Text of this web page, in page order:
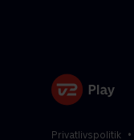
Privatlivspolitik